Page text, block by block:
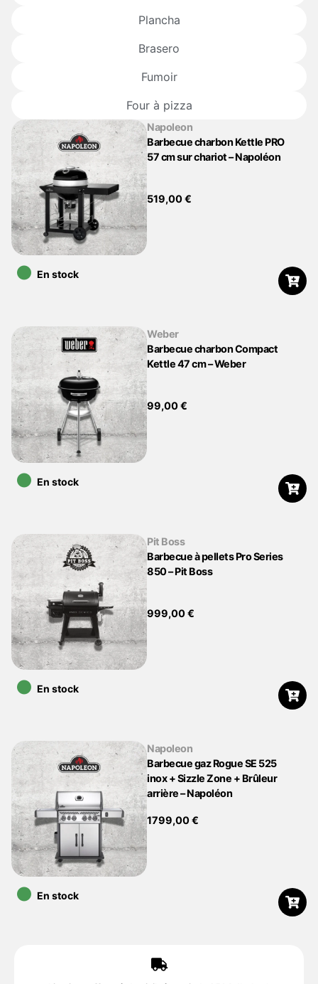
Plancha
Brasero
Fumoir
Four à pizza
Napoleon
Barbecue charbon Kettle PRO
57 cm sur chariot – Napoléon
519,00€
•En stock
Weber
Barbecue charbon Compact
Kettle 47 cm – Weber
99,00€
•En stock
Pit Boss
Barbecue à pellets Pro Series
850 – Pit Boss
999,00€
•En stock
Napoleon
Barbecue gaz Rogue SE 525
inox + Sizzle Zone + Brûleur
arrière – Napoléon
1799,00€
•En stock